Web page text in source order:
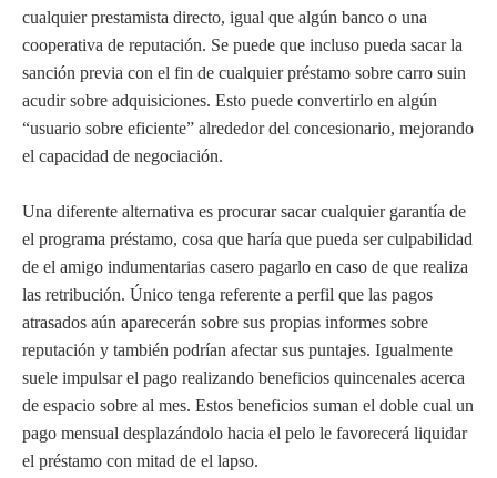
cualquier prestamista directo, igual que algún banco o una
cooperativa de reputación. Se puede que incluso pueda sacar la
sanción previa con el fin de cualquier préstamo sobre carro suin
acudir sobre adquisiciones. Esto puede convertirlo en algún
“usuario sobre eficiente” alrededor del concesionario, mejorando
el capacidad de negociación.
Una diferente alternativa es procurar sacar cualquier garantía de
el programa préstamo, cosa que haría que pueda ser culpabilidad
de el amigo indumentarias casero pagarlo en caso de que realiza
las retribución. Único tenga referente a perfil que las pagos
atrasados ​​aún aparecerán sobre sus propias informes sobre
reputación y también podrían afectar sus puntajes. Igualmente
suele impulsar el pago realizando beneficios quincenales acerca
de espacio sobre al mes. Estos beneficios suman el doble cual un
pago mensual desplazándolo hacia el pelo le favorecerá liquidar
el préstamo con mitad de el lapso.